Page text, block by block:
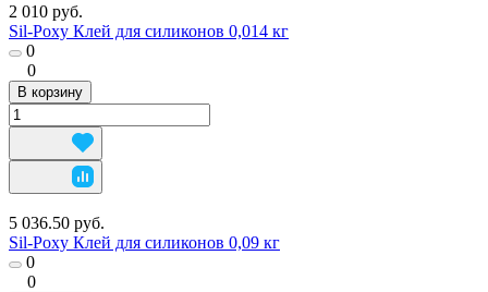
2 010 руб.
Sil-Poxy Клей для силиконов 0,014 кг
0
0
В корзину
5 036.50 руб.
Sil-Poxy Клей для силиконов 0,09 кг
0
0